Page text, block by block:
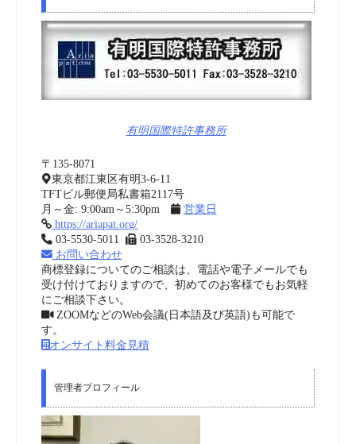
有明国際特許事務所
〒135-8071
東京都江東区有明3-6-11
TFTビル郵便局私書箱2117号
月～金: 9:00am～5:30pm
営業日
https://ariapat.org/
03-5530-5011
03-3528-3210
お問い合わせ
商標登録についてのご相談は、電話や電子メールでも
受け付けておりますので、初めてのお客様でもお気軽
にご相談下さい。
ZOOMなどのWeb会議(日本語及び英語)も可能で
す。
オンサイト料金見積
管理者プロフィール